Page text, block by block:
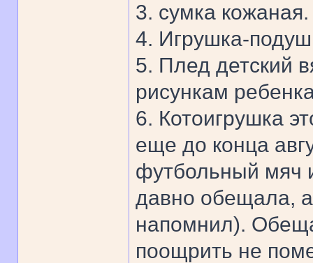
3. сумка кожаная.
4. Игрушка-
5. Плед детский
рисункам
6. Котоигрушка
еще до конца
футбольный мяч
давно обещала,
напомнил).
поощрить не